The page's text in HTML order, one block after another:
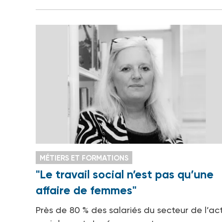
MÉTIERS ET FORMATIONS
"Le travail social n’est pas qu’une
affaire de femmes"
Près de 80 % des salariés du secteur de